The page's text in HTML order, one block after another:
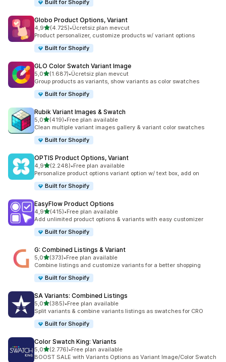
Built for Shopify
Globo Product Options, Variant
4,95 yıldız üzerinden
(4.725)
toplam 4725 değerlendirme
•Ücretsiz plan mevcut
Product personalizer, customize products w/ variant options
Built for Shopify
GLO Color Swatch Variant Image
5,05 yıldız üzerinden
(1.687)
toplam 1687 değerlendirme
•Ücretsiz plan mevcut
Group products as variants, show variants as color swatches
Built for Shopify
Rubik Variant Images & Swatch
5,05 yıldız üzerinden
(419)
toplam 419 değerlendirme
•Free plan available
Clean multiple variant images gallery & variant color swatches
Built for Shopify
OPTIS Product Options, Variant
4,95 yıldız üzerinden
(2.248)
toplam 2248 değerlendirme
•Free plan available
Personalize product options variant option w/ text box, add on
Built for Shopify
EasyFlow Product Options
4,95 yıldız üzerinden
(415)
toplam 415 değerlendirme
•Free plan available
Add unlimited product options & variants with easy customizer
Built for Shopify
G: Combined Listings & Variant
5,05 yıldız üzerinden
(373)
toplam 373 değerlendirme
•Free plan available
Combine listings and customize variants for a better shopping
Built for Shopify
SA Variants: Combined Listings
5,05 yıldız üzerinden
(385)
toplam 385 değerlendirme
•Free plan available
Split variants & combine variants listings as swatches for CRO
Built for Shopify
Color Swatch King: Variants
5,05 yıldız üzerinden
(2.776)
toplam 2776 değerlendirme
•Free plan available
BOOST SALE with Variants Options as Variant Image/Color Swatch